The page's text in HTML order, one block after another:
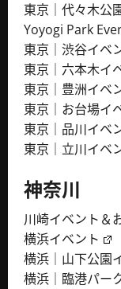
東京｜代々木公
Yoyogi Park
東京｜渋谷イベ
東京｜六本木イ
東京｜豊洲イベ
東京｜お台場イ
東京｜品川イベ
東京｜立川イベ
神奈川
川崎イベント＆
横浜イベント
横浜｜山下公園
横浜｜臨港パー